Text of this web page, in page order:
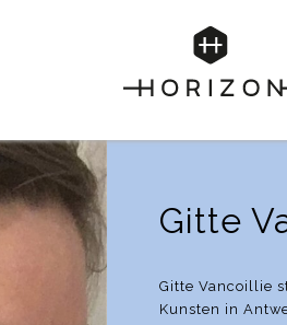
Gitte
Gitte Vancoillie
Kunsten in